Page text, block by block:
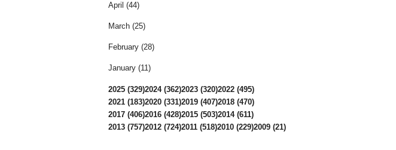
April (44)
March (25)
February (28)
January (11)
2025 (329)2024 (362)2023 (320)2022 (495)
2021 (183)2020 (331)2019 (407)2018 (470)
2017 (406)2016 (428)2015 (503)2014 (611)
2013 (757)2012 (724)2011 (518)2010 (229)2009 (21)